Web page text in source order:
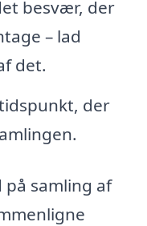
besvær, der
– lad
det.
der
samling af